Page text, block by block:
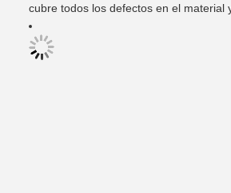
cubre todos los defectos en el material